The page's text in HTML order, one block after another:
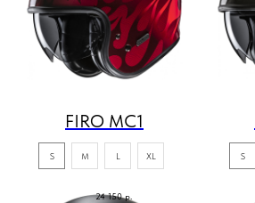
FIRO MC1
24 150 р.
S M L XL S